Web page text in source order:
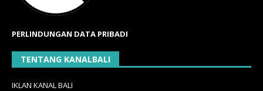
PERLINDUNGAN DATA PRIBADI
TENTANG KANALBALI
IKLAN KANAL BALI